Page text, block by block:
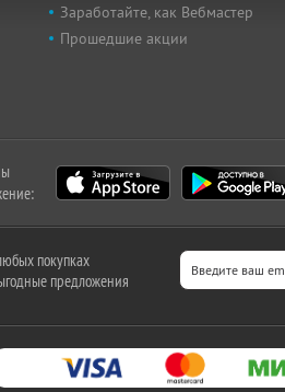
Заработайте, как Вебмастер
Прошедшие акции
покупках
предложения